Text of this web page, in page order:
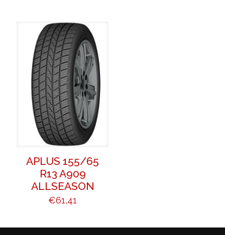
APLUS 155/65
R13 A909
ALLSEASON
€61,41